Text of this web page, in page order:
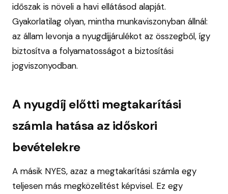
időszak is növeli a havi ellátásod alapját.
Gyakorlatilag olyan, mintha munkaviszonyban állnál:
az állam levonja a nyugdíjjárulékot az összegből, így
biztosítva a folyamatosságot a biztosítási
jogviszonyodban.
A nyugdíj előtti megtakarítási
számla hatása az időskori
bevételekre
A másik NYES, azaz a megtakarítási számla egy
teljesen más megközelítést képvisel. Ez egy